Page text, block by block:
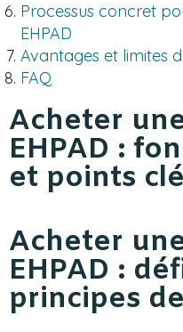
Processus concret
EHPAD
Avantages et limites
FAQ
Acheter
EHPAD :
et points
Acheter
EHPAD :
principes